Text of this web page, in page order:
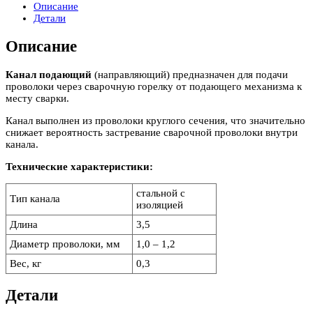
(3,5м
красный)
Описание
Детали
Описание
Канал подающий (направляющий) предназначен для подачи
проволоки через сварочную горелку от подающего механизма к
месту сварки.
Канал выполнен из проволоки круглого сечения, что значительно
снижает вероятность застревание сварочной проволоки внутри
канала.
Технические характеристики:
Тип канала
стальной с
изоляцией
Длина
3,5
Диаметр проволоки, мм
1,0 – 1,2
Вес, кг
0,3
Детали